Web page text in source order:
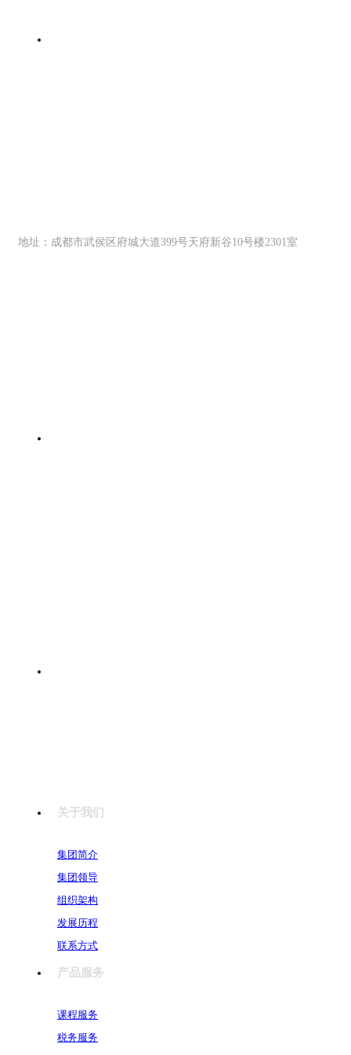
地址：成都市武侯区府城大道399号天府新谷10号楼2301室
关于我们
集团简介
集团领导
组织架构
发展历程
联系方式
产品服务
课程服务
税务服务